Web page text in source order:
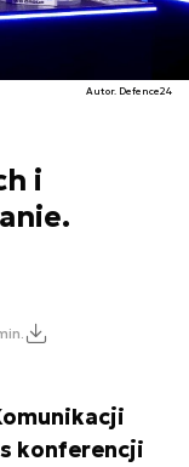
i
Autor. Defence24
konferencji